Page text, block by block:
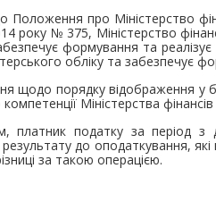
Положення про Міністерство
року № 375, Міністерство
формування та
обліку та забезпечує
щодо порядку відображення у
Міністерства фінансів
платник податку за період з
до оподаткування,
за такою операцією.